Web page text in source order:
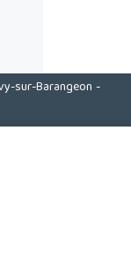
sur-Barangeon -